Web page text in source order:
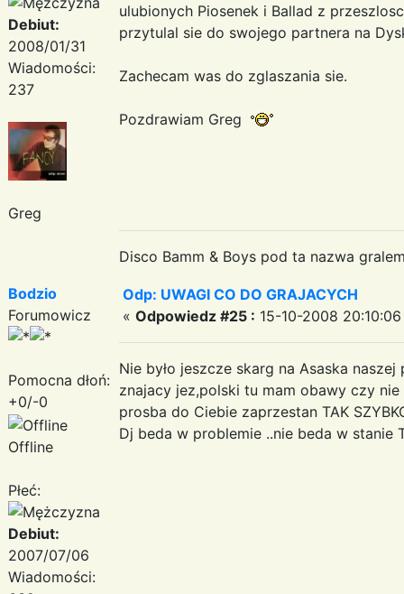
Debiut:
2008/01/31
Wiadomości:
237
Greg
ulubionych Piosenek i Ballad z
przytulal sie do swojego partnera na
Zachecam was do zglaszania sie.
Pozdrawiam Greg
Disco Bamm & Boys pod ta nazwa
Bodzio
Forumowicz
Pomocna dłoń:
+0/-0
Offline
Płeć:
Debiut:
2007/07/06
Wiadomości:
Odp: UWAGI CO DO GRAJACYCH
« Odpowiedz #25 : 15-10-2008
Nie było jeszcze skarg na Asaska
znajacy jez,polski tu mam obawy czy
prosba do Ciebie zaprzestan TAK
Dj beda w problemie ..nie beda w stanie